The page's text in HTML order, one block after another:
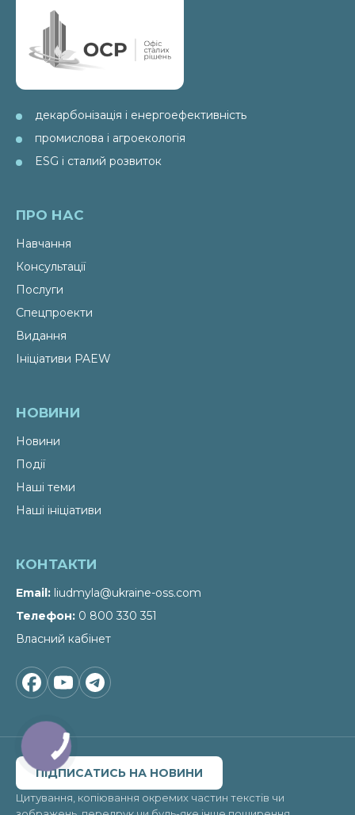
декарбонізація і енергоефективність
промислова і агроекологія
ESG і сталий розвиток
ПРО НАС
Навчання
Консультації
Послуги
Спецпроекти
Видання
Ініціативи PAEW
НОВИНИ
Новини
Події
Наші теми
Наші ініціативи
КОНТАКТИ
Email
liudmyla@ukraine-oss.com
Телефон 0 800 330 351
Власний кабінет
ПІДПИСАТИСЬ НА НОВИНИ
Цитування, копіювання окремих частин текстів чи